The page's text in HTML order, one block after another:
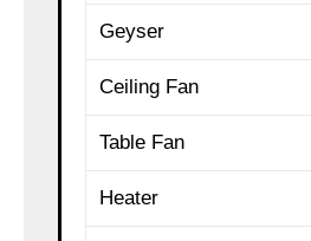
Geyser
Ceiling Fan
Table Fan
Heater